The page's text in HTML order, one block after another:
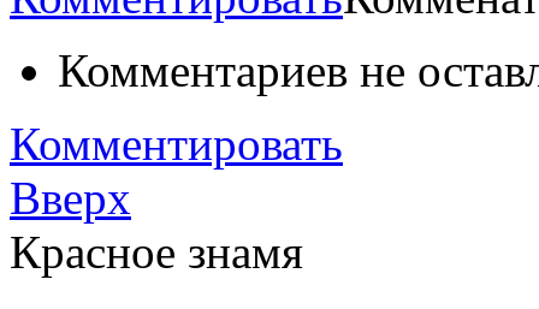
Комментариев не
Комментировать
Вверх
Красное знамя